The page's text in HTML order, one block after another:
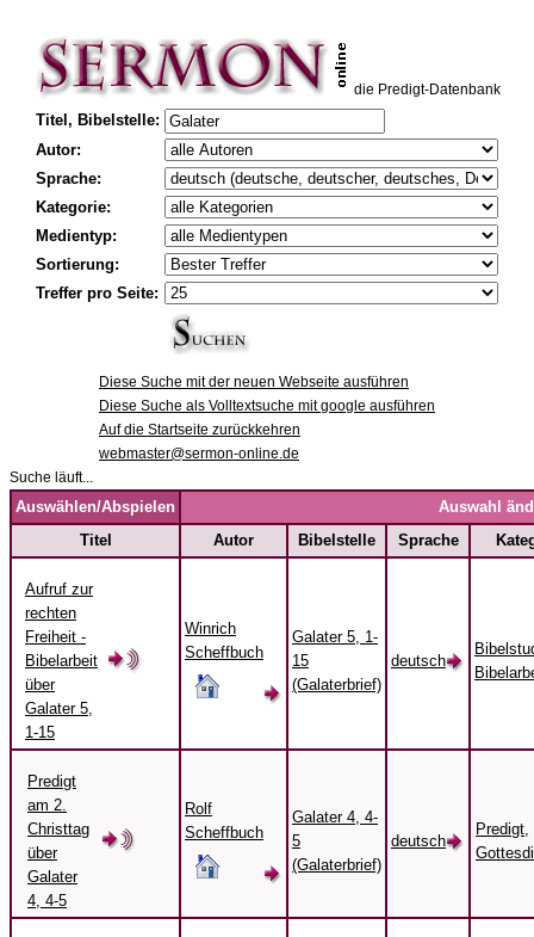
die Predigt-Datenbank
Titel, Bibelstelle:
Autor:
Sprache:
Kategorie:
Medientyp:
Sortierung:
Treffer pro Seite:
Diese Suche mit der neuen Webseite ausführen
Diese Suche als Volltextsuche mit google ausführen
Auf die Startseite zurückkehren
webmaster@sermon-online.de
Suche läuft...
Auswählen/Abspielen
Auswahl
Titel
Autor Bibelstelle Sprache
Aufruf zur
rechten
Freiheit -
Bibelarbeit
über
Galater 5,
1-15
Winrich
Scheffbuch
Galater 5, 1-
15
(Galaterbrief)
deutsch
Predigt
am 2.
Christtag
über
Galater
4, 4-5
Rolf
Scheffbuch
Galater 4, 4-
5
(Galaterbrief)
deutsch
Predigt,